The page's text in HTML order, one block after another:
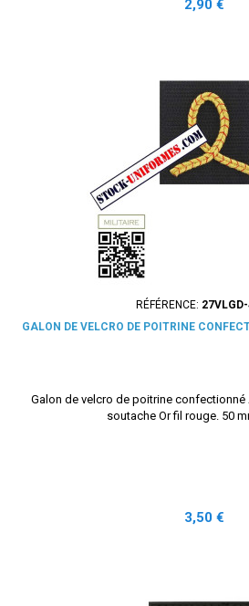
Prix
2,90 €
RÉFÉRENCE:
GALON DE VELCRO DE POITRINE
Galon de velcro de poitrine confectionné
soutache Or fil rouge. 50
Prix
3,50 €